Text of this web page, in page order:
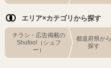
エリア×カテゴリから探す
チラシ・広告掲載の
Shufoo!（シュフ
ー）
都道府県から
探す